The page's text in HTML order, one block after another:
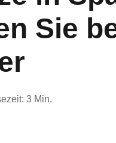
Sie
3 Min.